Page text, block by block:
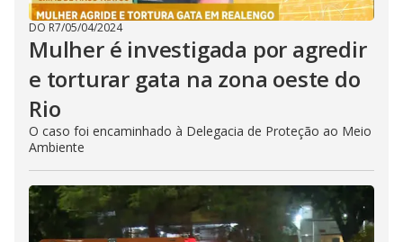
DO R7/05/04/2024
Mulher é investigada por agredir
e torturar gata na zona oeste do
Rio
O caso foi encaminhado à Delegacia de Proteção ao Meio
Ambiente